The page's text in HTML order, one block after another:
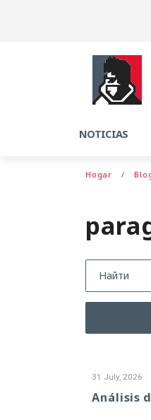
NOTICIAS
Hogar
31 July, 2026
Análisis